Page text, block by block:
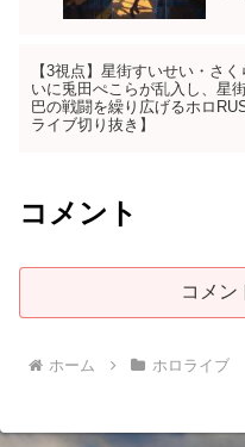
【3視点】星街すいせい・さ
いに兎田ぺこらが乱入し、星
巴の戦闘を繰り広げるホロ
ライブ切り抜き】
コメント
コメン
ホーム ホロライブ